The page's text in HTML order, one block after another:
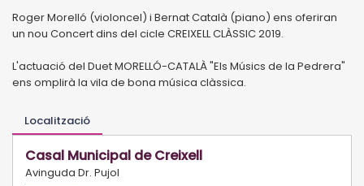
Roger Morelló (violoncel) i Bernat Català (piano) ens oferiran
un nou Concert dins del cicle CREIXELL CLÀSSIC 2019.
L'actuació del Duet MORELLÓ-CATALÀ "Els Músics de la Pedrera"
ens omplirà la vila de bona música clàssica.
Localització
Casal Municipal de Creixell
Avinguda Dr. Pujol